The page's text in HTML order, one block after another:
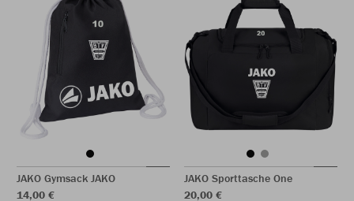
JAKO Gymsack JAKO
14,00 €
JAKO Sporttasche One
20,00 €